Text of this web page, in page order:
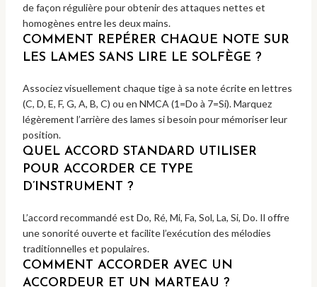
de façon régulière pour obtenir des attaques nettes et
homogènes entre les deux mains.
COMMENT REPÉRER CHAQUE NOTE SUR
LES LAMES SANS LIRE LE SOLFÈGE ?
Associez visuellement chaque tige à sa note écrite en lettres
(C, D, E, F, G, A, B, C) ou en NMCA (1=Do à 7=Si). Marquez
légèrement l’arrière des lames si besoin pour mémoriser leur
position.
QUEL ACCORD STANDARD UTILISER
POUR ACCORDER CE TYPE
D’INSTRUMENT ?
L’accord recommandé est Do, Ré, Mi, Fa, Sol, La, Si, Do. Il offre
une sonorité ouverte et facilite l’exécution des mélodies
traditionnelles et populaires.
COMMENT ACCORDER AVEC UN
ACCORDEUR ET UN MARTEAU ?